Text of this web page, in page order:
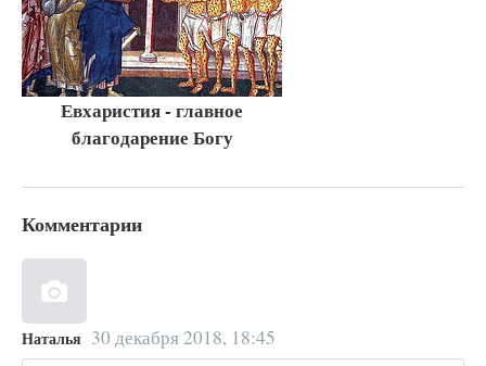
Евхаристия - главное
благодарение Богу
Комментарии
Наталья 30 декабря 2018, 18:45